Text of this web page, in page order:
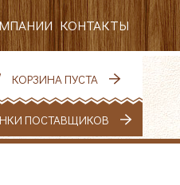
КОНТАКТЫ
КОРЗИНА ПУСТА
ПОСТАВЩИКОВ